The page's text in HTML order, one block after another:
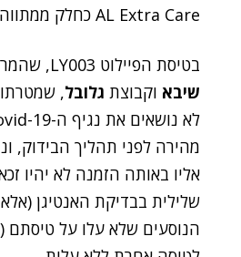
AL Extra Care כחלק ממתווה החזרה לשגרת טיסות.
בטיסת הפיילוט LY003, שהמריאה לניו יורק JFK, התבצע תהליך בדיקות חדשני, בשיתוף
שיבא וקבוצת גלובל,
מהירה לפני תהליך הבידוק,
אליו באותה הזמנה לא יהיו
שלילית בבדיקת האנטיגן
הנוסעים שלא עלו על טיסתם